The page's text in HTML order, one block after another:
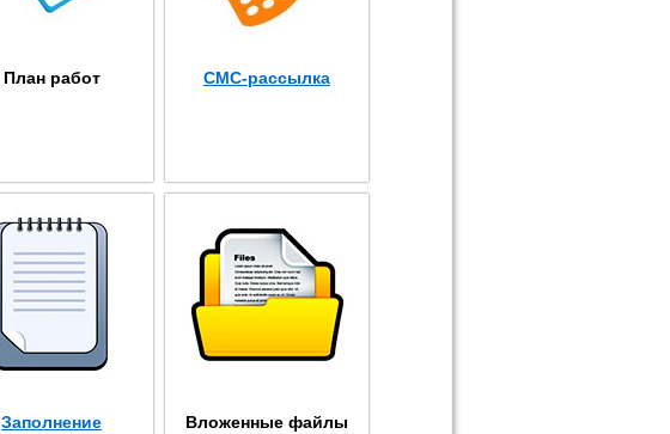
План работ СМС-рассылка
Заполнение
Вложенные файлы